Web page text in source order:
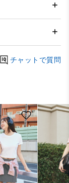
チャットで質問